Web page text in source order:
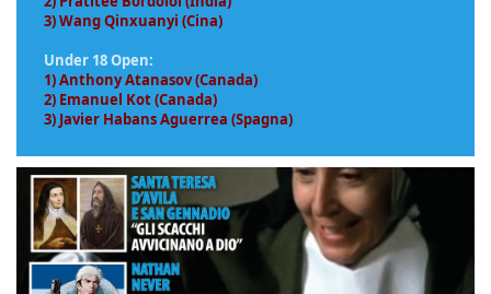
3) Wang Qinxuanyi (Cina)
Under 18 Open:
1) Anthony Atanasov (Canada)
2) Emanuel Kot (Canada)
3) Javier Habans Aguerrea (Spagna)